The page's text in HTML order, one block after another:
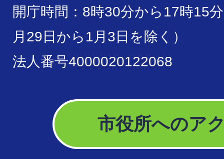
開庁時間：8時30分から17時15
月29日から1月3日を除く）
法人番号4000020122068
市役所へのア